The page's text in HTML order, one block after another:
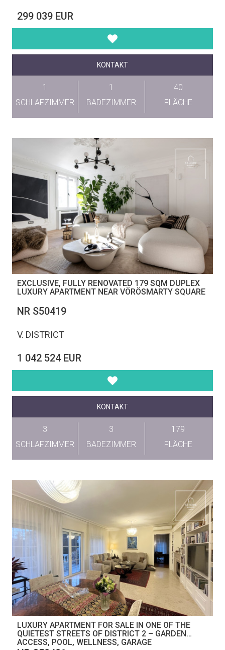
299 039 EUR
KONTAKT
1
SCHLAFZIMMER
1
BADEZIMMER
40
FLÄCHE
EXCLUSIVE, FULLY RENOVATED 179 SQM DUPLEX
LUXURY APARTMENT NEAR VÖRÖSMARTY SQUARE
NR S50419
V. DISTRICT
1 042 524 EUR
KONTAKT
3
SCHLAFZIMMER
3
BADEZIMMER
179
FLÄCHE
LUXURY APARTMENT FOR SALE IN ONE OF THE
QUIETEST STREETS OF DISTRICT 2 – GARDEN
ACCESS, POOL, WELLNESS, GARAGE